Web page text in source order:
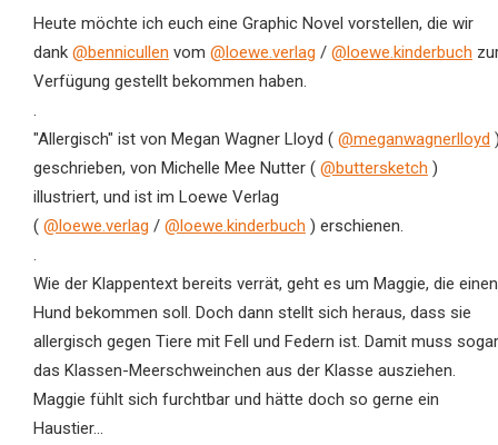
Heute möchte ich euch eine Graphic Novel vorstellen, die wir
dank @bennicullen vom @loewe.verlag / @loewe.kinderbuch
Verfügung gestellt bekommen haben.
.
"Allergisch" ist von Megan Wagner Lloyd ( @meganwagnerlloyd
geschrieben, von Michelle Mee Nutter ( @buttersketch )
illustriert, und ist im Loewe Verlag
( @loewe.verlag / @loewe.kinderbuch ) erschienen.
.
Wie der Klappentext bereits verrät, geht es um Maggie, die einen
Hund bekommen soll. Doch dann stellt sich heraus, dass sie
allergisch gegen Tiere mit Fell und Federn ist. Damit muss sogar
das Klassen-Meerschweinchen aus der Klasse ausziehen.
Maggie fühlt sich furchtbar und hätte doch so gerne ein
Haustier...